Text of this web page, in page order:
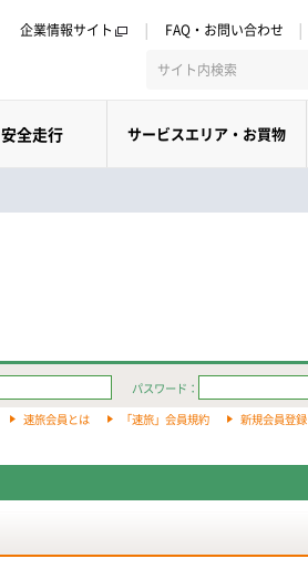
企業情報サイト FAQ・お問い合わせ
安全走行 サービスエリア・お買物
パスワード：
速旅会員とは 「速旅」会員規約 新規会員登録